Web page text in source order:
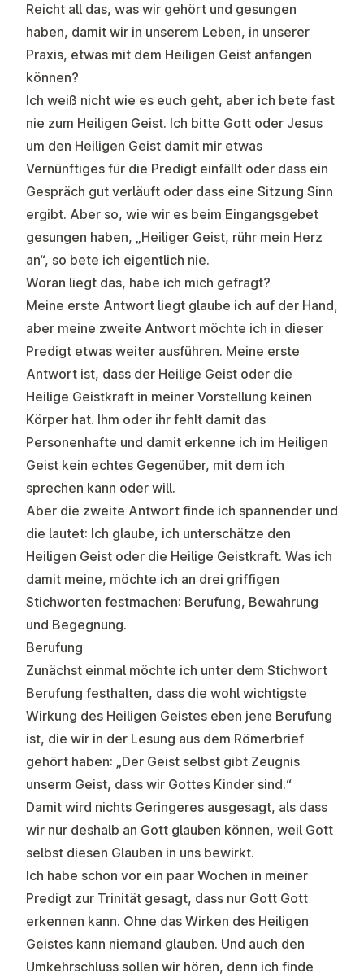
Reicht all das, was wir gehört und gesungen
haben, damit wir in unserem Leben, in unserer
Praxis, etwas mit dem Heiligen Geist anfangen
können?
Ich weiß nicht wie es euch geht, aber ich bete fast
nie zum Heiligen Geist. Ich bitte Gott oder Jesus
um den Heiligen Geist damit mir etwas
Vernünftiges für die Predigt einfällt oder dass ein
Gespräch gut verläuft oder dass eine Sitzung Sinn
ergibt. Aber so, wie wir es beim Eingangsgebet
gesungen haben, „Heiliger Geist, rühr mein Herz
an“, so bete ich eigentlich nie.
Woran liegt das, habe ich mich gefragt?
Meine erste Antwort liegt glaube ich auf der Hand,
aber meine zweite Antwort möchte ich in dieser
Predigt etwas weiter ausführen. Meine erste
Antwort ist, dass der Heilige Geist oder die
Heilige Geistkraft in meiner Vorstellung keinen
Körper hat. Ihm oder ihr fehlt damit das
Personenhafte und damit erkenne ich im Heiligen
Geist kein echtes Gegenüber, mit dem ich
sprechen kann oder will.
Aber die zweite Antwort finde ich spannender und
die lautet: Ich glaube, ich unterschätze den
Heiligen Geist oder die Heilige Geistkraft. Was ich
damit meine, möchte ich an drei griffigen
Stichworten festmachen: Berufung, Bewahrung
und Begegnung.
Berufung
Zunächst einmal möchte ich unter dem Stichwort
Berufung festhalten, dass die wohl wichtigste
Wirkung des Heiligen Geistes eben jene Berufung
ist, die wir in der Lesung aus dem Römerbrief
gehört haben: „Der Geist selbst gibt Zeugnis
unserm Geist, dass wir Gottes Kinder sind.“
Damit wird nichts Geringeres ausgesagt, als dass
wir nur deshalb an Gott glauben können, weil Gott
selbst diesen Glauben in uns bewirkt.
Ich habe schon vor ein paar Wochen in meiner
Predigt zur Trinität gesagt, dass nur Gott Gott
erkennen kann. Ohne das Wirken des Heiligen
Geistes kann niemand glauben. Und auch den
Umkehrschluss sollen wir hören, denn ich finde